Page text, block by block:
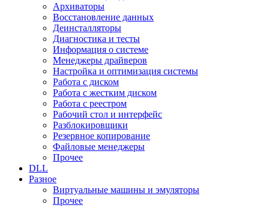
Архиваторы
Восстановление данных
Деинсталляторы
Диагностика и тесты
Информация о системе
Менеджеры драйверов
Настройка и оптимизация системы
Работа с диском
Работа с жестким диском
Работа с реестром
Рабочий стол и интерфейс
Разблокировщики
Резервное копирование
Файловые менеджеры
Прочее
DLL
Разное
Виртуальные машины и эмуляторы
Прочее